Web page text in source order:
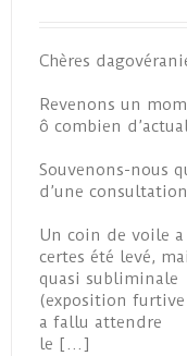
Chères
Revenons un
ô combien
Souvenons-nous
d’une
Un coin de voile a
certes été levé,
quasi subliminale
(exposition furtive
a fallu attendre
le […]